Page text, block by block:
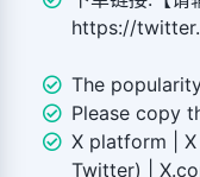
https://
The
Please copy
X platform |
Twitter) |